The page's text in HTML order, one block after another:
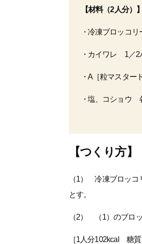
【材料（2人分）】
冷凍ブロッコリ
カイワレ 1／2
A［粒マスター
塩、コショウ
【つくり方】
（1） 冷凍ブロッコ
とす。
（2） （1）のブロ
［1人分102kcal 糖質